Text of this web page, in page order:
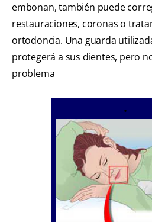
embonan, también puede
restauraciones, coronas o
ortodoncia. Una guarda
protegerá a sus dientes, pero
problema
•